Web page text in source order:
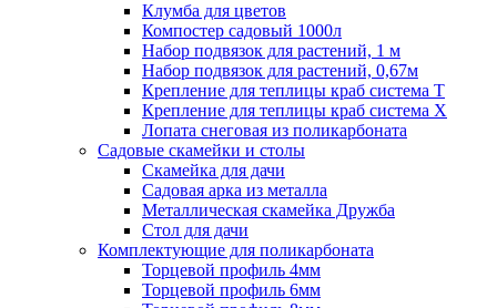
Клумба для цветов
Компостер садовый 1000л
Набор подвязок для растений, 1 м
Набор подвязок для растений, 0,67м
Крепление для теплицы краб система Т
Крепление для теплицы краб система Х
Лопата снеговая из поликарбоната
Садовые скамейки и столы
Скамейка для дачи
Садовая арка из металла
Металлическая скамейка Дружба
Стол для дачи
Комплектующие для поликарбоната
Торцевой профиль 4мм
Торцевой профиль 6мм